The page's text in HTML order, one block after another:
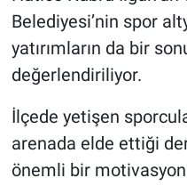
Belediyesi’nin spor
yatırımların da bir
değerlendiriliyor.
İlçede yetişen
arenada elde ettiği
önemli bir